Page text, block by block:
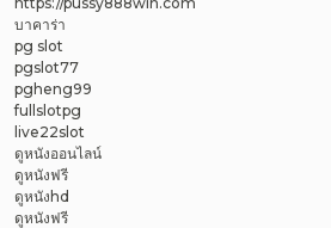
บาคาร่า
pg slot
pgslot77
pgheng99
fullslotpg
live22slot
ดูหนังออนไลน์
ดูหนังฟรี
ดูหนังhd
ดูหนังฟรี